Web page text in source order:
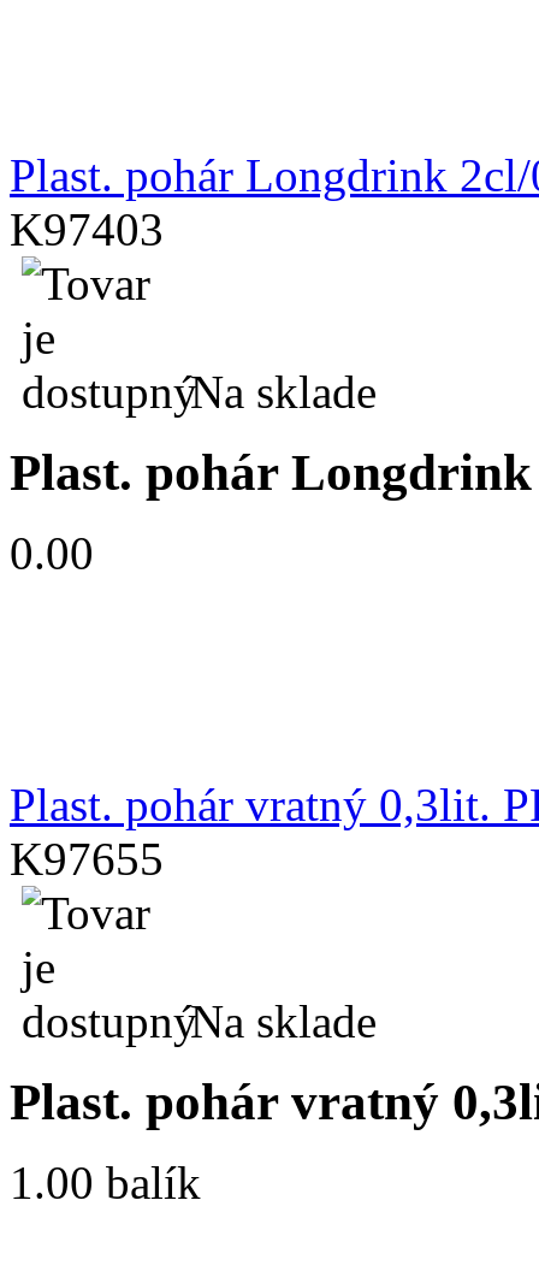
Plast. pohár Longdrink
K97403
Na sklade
Plast. pohár
0.00
Plast. pohár vratný 0,3lit.
K97655
Na sklade
Plast. pohár vratný
1.00 balík